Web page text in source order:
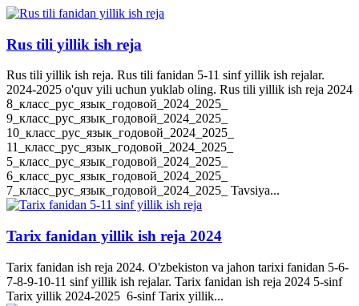
Rus tili yillik ish reja
Rus tili yillik ish reja. Rus tili fanidan 5-11 sinf yillik ish rejalar.
2024-2025 o'quv yili uchun yuklab oling. Rus tili yillik ish reja 2024
8_класс_рус_язык_годовой_2024_2025_
9_класс_рус_язык_годовой_2024_2025_
10_класс_рус_язык_годовой_2024_2025_
11_класс_рус_язык_годовой_2024_2025_
5_класс_рус_язык_годовой_2024_2025_
6_класс_рус_язык_годовой_2024_2025_
7_класс_рус_язык_годовой_2024_2025_ Tavsiya...
Tarix fanidan yillik ish reja 2024
Tarix fanidan ish reja 2024. O'zbekiston va jahon tarixi fanidan 5-6-
7-8-9-10-11 sinf yillik ish rejalar. Tarix fanidan ish reja 2024 5-sinf
Tarix yillik 2024-2025 6-sinf Tarix yillik...